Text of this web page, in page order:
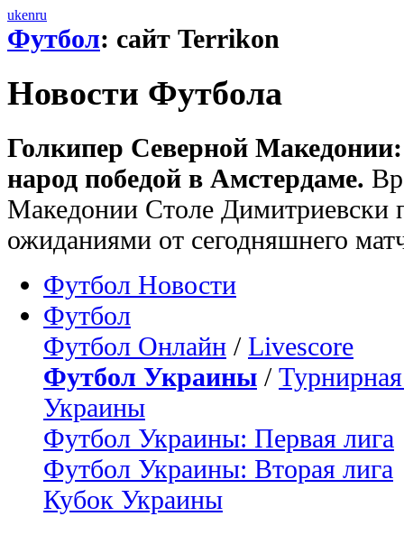
ukenru
Футбол: сайт Terrikon
Новости Футбола
Голкипер Северной
народ победой в Амстердаме.
Македонии Столе Димитриевски
ожиданиями от сегодняшнего
Футбол Новости
Футбол
Футбол Онлайн / Livescore
Футбол Украины /
Украины
Футбол Украины: Первая лига
Футбол Украины: Вторая лига
Кубок Украины